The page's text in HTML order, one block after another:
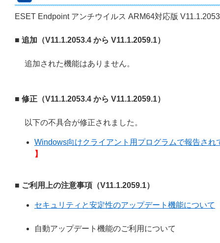
ESET Endpoint アンチウイルス ARM64対応版
■ 追加（V11.1.2053.4 から V11.1.2059.1）
追加された機能はありません。
■ 修正（V11.1.2053.4 から V11.1.2059.1）
以下の不具合が修正されました。
Windows向けクライアント用プログラムで報告さ
】
■ ご利用上の注意事項（V11.1.2059.1）
セキュリティと安定性のアップデート機能について
自動アップデート機能のご利用について